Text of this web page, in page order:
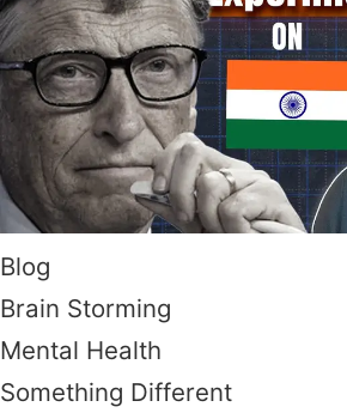
Blog
Brain Storming
Mental Health
Something Different